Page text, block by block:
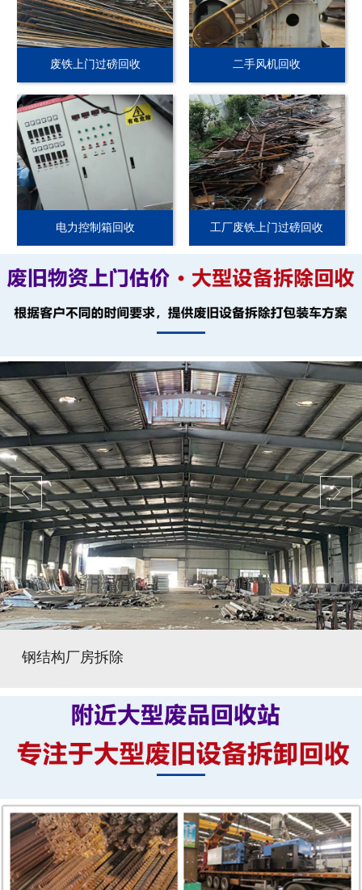
废铁上门过磅回收 二手风机回收
电力控制箱回收 工厂废铁上门过磅回收
钢结构厂房拆除